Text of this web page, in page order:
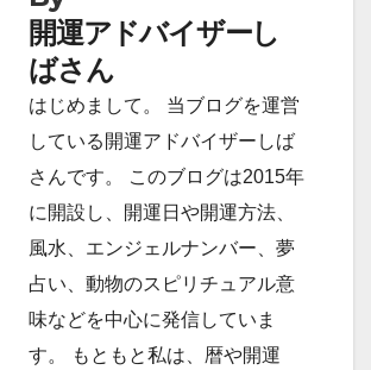
開運アドバイザーし
ばさん
はじめまして。 当ブログを運営
している開運アドバイザーしば
さんです。 このブログは2015年
に開設し、開運日や開運方法、
風水、エンジェルナンバー、夢
占い、動物のスピリチュアル意
味などを中心に発信していま
す。 もともと私は、暦や開運